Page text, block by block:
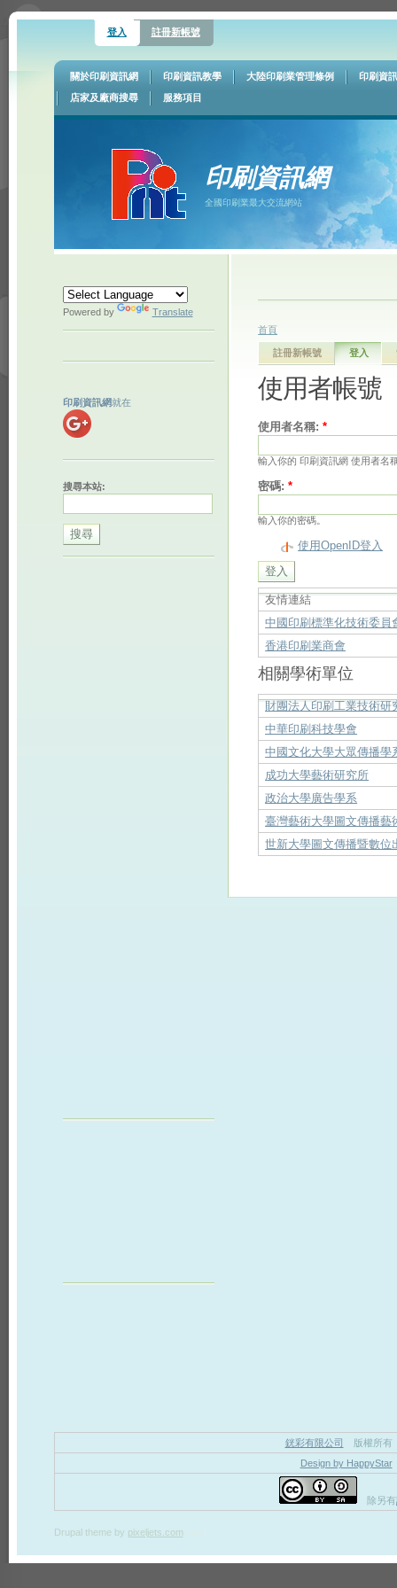
登入 註冊新帳號
關於印刷資訊網 印刷資訊教學 大陸印刷業管理條例
印刷資
店家及廠商搜尋
服務項目
印刷資訊網
全國印刷業最大交流網站
Powered by Translate
印刷資訊網就在
搜尋本站:
首頁
註冊新帳號 登入
使用者帳號
使用者名稱:*
輸入你的 印刷資訊網 使用者名
密碼:*
輸入你的密碼。
使用OpenID登入
友情連結
中國印刷標準化技術委員
香港印刷業商會
相關學術單位
財團法人印刷工業技術研
中華印刷科技學會
中國文化大學大眾傳播學
成功大學藝術研究所
政治大學廣告學系
臺灣藝術大學圖文傳播藝
世新大學圖文傳播暨數位
銧彩有限公司
版權所有
Design by HappyStar
除另有
Drupal theme by pixeljets.com